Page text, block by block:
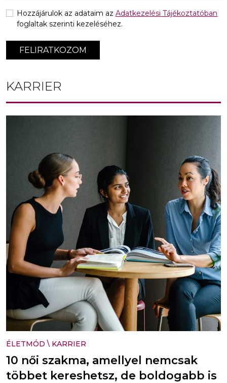
FELIRATKOZOM
Hozzájárulok az adataim az Adatkezelési Tájékoztatóban
foglaltak szerinti kezeléséhez.
KARRIER
ÉLETMÓD \ KARRIER
10 női szakma, amellyel nemcsak
többet kereshetsz, de boldogabb is